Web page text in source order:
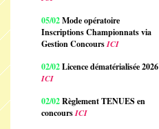
05/02Mode opératoire
Inscriptions Championnats via
Gestion ConcoursICI
02/02Licence dématérialisée 2026
ICI
02/02Règlement TENUES en
concoursICI